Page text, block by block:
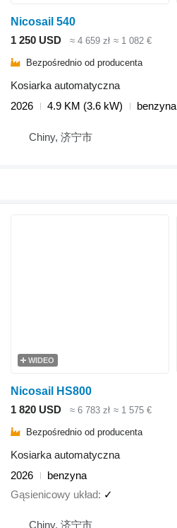
Nicosail 540
1 250 USD
≈ 4 659 zł ≈ 1 082 €
Bezpośrednio od producenta
Kosiarka automatyczna
2026
4.9 KM (3.6 kW) benzyna
Chiny, 济宁市
WIDEO
Nicosail HS800
1 820 USD
≈ 6 783 zł ≈ 1 575 €
Bezpośrednio od producenta
Kosiarka automatyczna
2026
benzyna
Gąsienicowy układ ✓
Chiny, 济宁市